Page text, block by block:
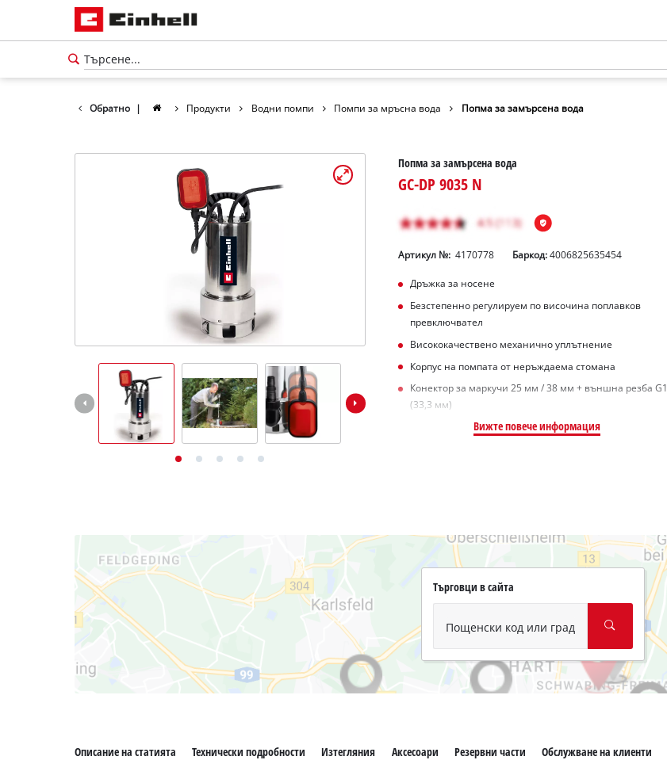
Обратно | Продукти Водни помпи Помпи за мръсна вода Попма за замърсена вода
Попма за замърсена вода
GC-DP 9035 N
Артикул №: 4170778 Баркод:4006825635454
Дръжка за носене
Безстепенно регулируем по височина поплавков
превключвател
Висококачествено механично уплътнение
Корпус на помпата от неръждаема стомана
Конектор за маркучи 25 мм / 38 мм + външна резба G1
(33,3 мм)
Вижте повече информация
Търговци в сайта
Пощенски код или град
Описание на статията Технически подробности Изтегляния Аксесоари Резервни части Обслужване на клиенти